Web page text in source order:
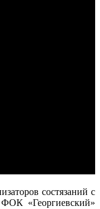
состязаний с
ФОК «Георгиевский»